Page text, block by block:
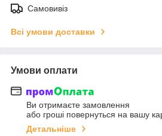
Самовивіз
Всі умови доставки
Умови оплати
Ви отримаєте замовлення
або гроші повернуться на вашу
Детальніше